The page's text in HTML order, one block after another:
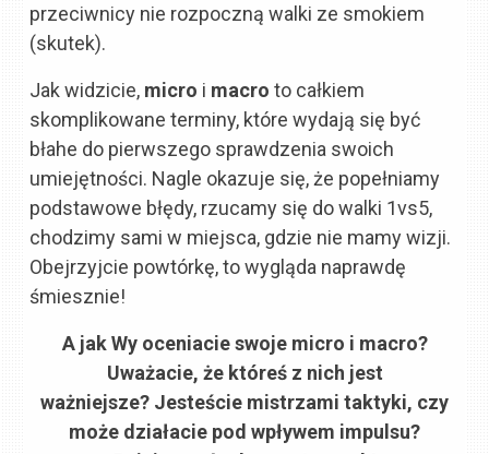
przeciwnicy nie rozpoczną walki ze smokiem
(skutek).
Jak widzicie, micro i macroto całkiem
skomplikowane terminy, które wydają się być
błahe do pierwszego sprawdzenia swoich
umiejętności. Nagle okazuje się, że popełniamy
podstawowe błędy, rzucamy się do walki 1vs5,
chodzimy sami w miejsca, gdzie nie mamy wizji.
Obejrzyjcie powtórkę, to wygląda naprawdę
śmiesznie!
A jak Wy oceniacie swoje micro i macro?
Uważacie, że któreś z nich jest
ważniejsze? Jesteście mistrzami taktyki, czy
może działacie pod wpływem impulsu?